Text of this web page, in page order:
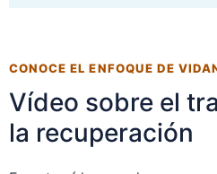
CONOCE EL ENFOQUE DE
Vídeo sobre el
la recuperación